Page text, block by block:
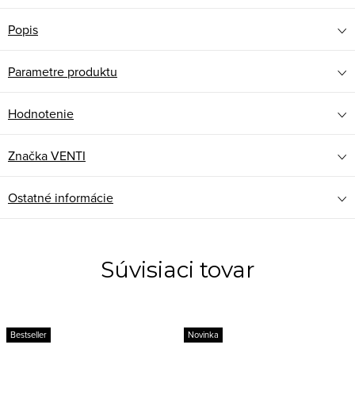
Popis
Parametre produktu
Hodnotenie
ZnačkaVENTI
Ostatné informácie
Súvisiaci tovar
Bestseller Novinka